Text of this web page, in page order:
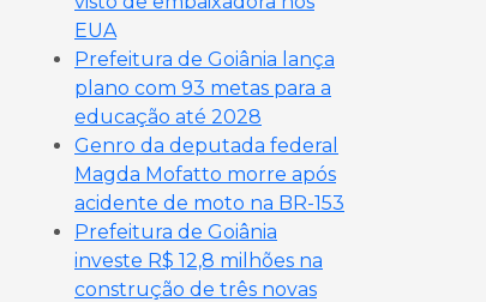
EUA
Prefeitura de Goiânia lança
plano com 93 metas para a
educação até 2028
Genro da deputada federal
Magda Mofatto morre após
acidente de moto na BR-153
Prefeitura de Goiânia
investe R$ 12,8 milhões na
construção de três novas